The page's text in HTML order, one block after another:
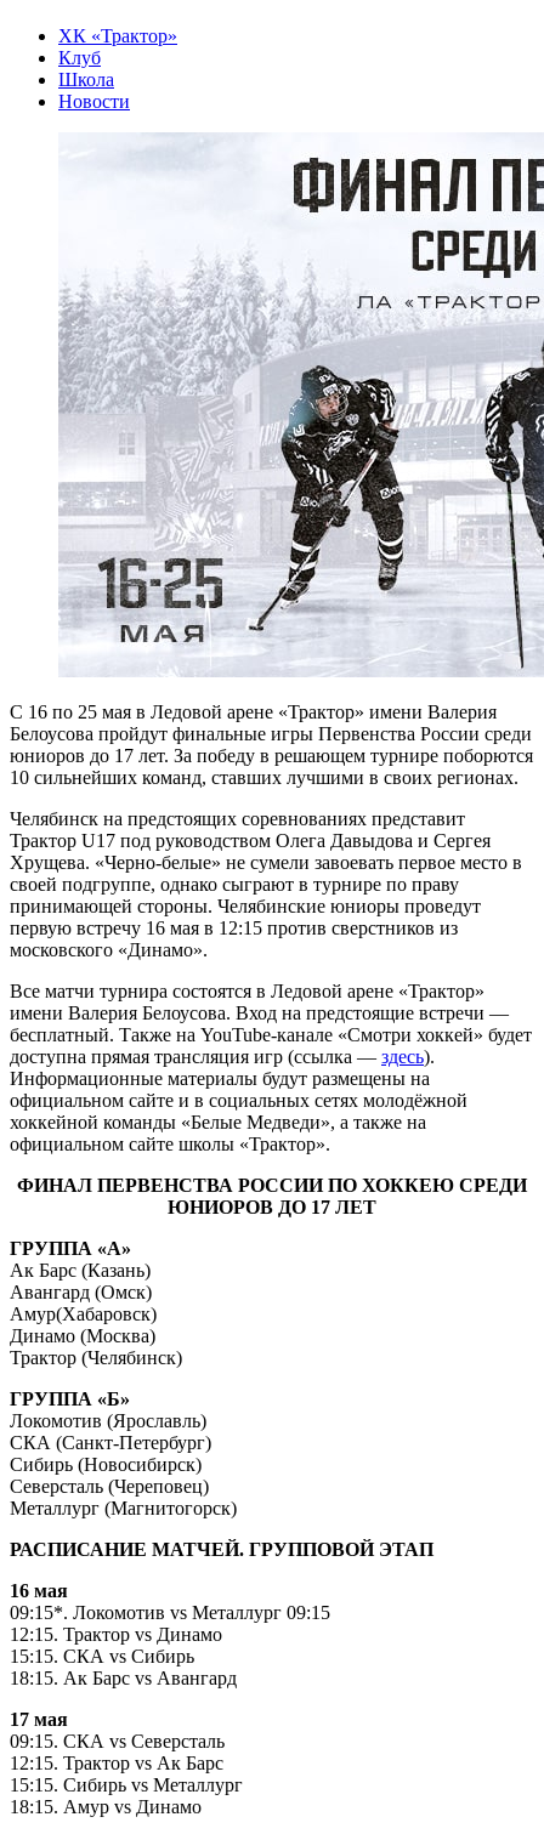
ХК «Трактор»
Клуб
Школа
Новости
С 16 по 25 мая в Ледовой арене «Трактор» имени Валерия
Белоусова пройдут финальные игры Первенства России среди
юниоров до 17 лет. За победу в решающем турнире поборются
10 сильнейших команд, ставших лучшими в своих регионах.
Челябинск на предстоящих соревнованиях представит
Трактор U17 под руководством Олега Давыдова и Сергея
Хрущева. «Черно-белые» не сумели завоевать первое место в
своей подгруппе, однако сыграют в турнире по праву
принимающей стороны. Челябинские юниоры проведут
первую встречу 16 мая в 12:15 против сверстников из
московского «Динамо».
Все матчи турнира состоятся в Ледовой арене «Трактор»
имени Валерия Белоусова. Вход на предстоящие встречи ―
бесплатный. Также на YouTube-канале «Смотри хоккей» будет
доступна прямая трансляция игр (ссылка ― здесь).
Информационные материалы будут размещены на
официальном сайте и в социальных сетях молодёжной
хоккейной команды «Белые Медведи», а также на
официальном сайте школы «Трактор».
ФИНАЛ ПЕРВЕНСТВА РОССИИ ПО ХОККЕЮ СРЕДИ
ЮНИОРОВ ДО 17 ЛЕТ
ГРУППА «А»
Ак Барс (Казань)
Авангард (Омск)
Амур(Хабаровск)
Динамо (Москва)
Трактор (Челябинск)
ГРУППА «Б»
Локомотив (Ярославль)
СКА (Санкт-Петербург)
Сибирь (Новосибирск)
Северсталь (Череповец)
Металлург (Магнитогорск)
РАСПИСАНИЕ МАТЧЕЙ. ГРУППОВОЙ ЭТАП
16 мая
09:15*. Локомотив vs Металлург 09:15
12:15. Трактор vs Динамо
15:15. СКА vs Сибирь
18:15. Ак Барс vs Авангард
17 мая
09:15. СКА vs Северсталь
12:15. Трактор vs Ак Барс
15:15. Сибирь vs Металлург
18:15. Амур vs Динамо